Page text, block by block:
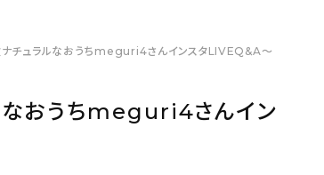
ゴリー一覧 コラム
カテゴリー一覧 インテリア
ナチュラルなおうちmeguri4さんインスタLIVEQ&A〜
なおうちmeguri4さんイン